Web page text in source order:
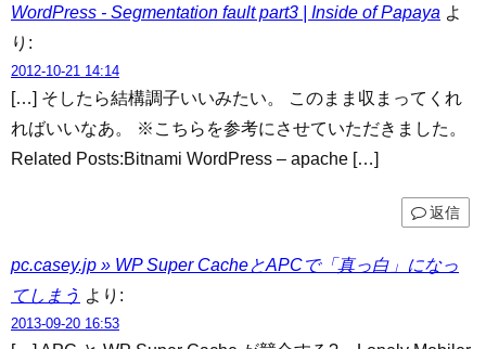
WordPress - Segmentation fault part3 | Inside of Papaya よ
り:
2012-10-21 14:14
[…] そしたら結構調子いいみたい。 このまま収まってくれ
ればいいなあ。 ※こちらを参考にさせていただきました。
Related Posts:Bitnami WordPress – apache […]
返信
pc.casey.jp » WP Super CacheとAPCで「真っ白」になっ
てしまう より:
2013-09-20 16:53